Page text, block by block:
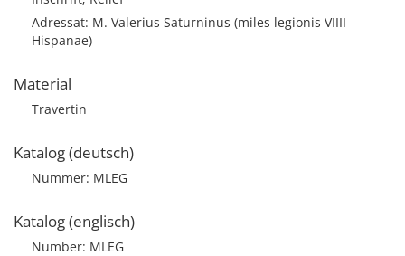
Adressat: M. Valerius Saturninus (miles legionis VIIII
Hispanae)
Material
Travertin
Katalog (deutsch)
Nummer: MLEG
Katalog (englisch)
Number: MLEG